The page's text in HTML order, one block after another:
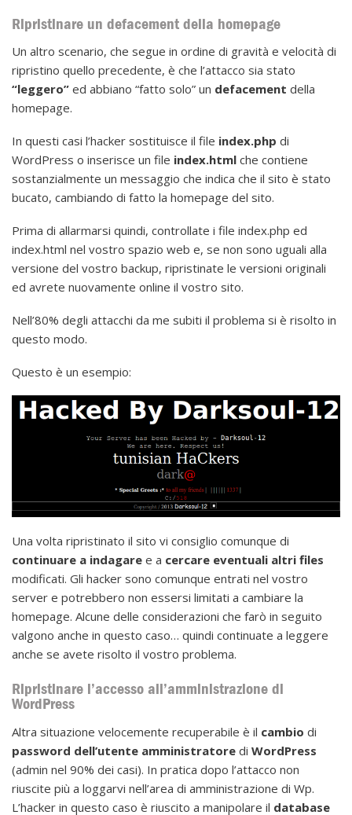
Ripristinare un defacement della homepage
Un altro scenario, che segue in ordine di gravità e velocità di
ripristino quello precedente, è che l’attacco sia stato
“leggero” ed abbiano “fatto solo” un defacement della
homepage.
In questi casi l’hacker sostituisce il file index.php di
WordPress o inserisce un file index.html che contiene
sostanzialmente un messaggio che indica che il sito è stato
bucato, cambiando di fatto la homepage del sito.
Prima di allarmarsi quindi, controllate i file index.php ed
index.html nel vostro spazio web e, se non sono uguali alla
versione del vostro backup, ripristinate le versioni originali
ed avrete nuovamente online il vostro sito.
Nell’80% degli attacchi da me subiti il problema si è risolto in
questo modo.
Questo è un esempio:
Una volta ripristinato il sito vi consiglio comunque di
continuare a indagare e a cercare eventuali altri files
modificati. Gli hacker sono comunque entrati nel vostro
server e potrebbero non essersi limitati a cambiare la
homepage. Alcune delle considerazioni che farò in seguito
valgono anche in questo caso… quindi continuate a leggere
anche se avete risolto il vostro problema.
Ripristinare l’accesso all’amministrazione di
WordPress
Altra situazione velocemente recuperabile è il cambio di
password dell’utente amministratore di WordPress
(admin nel 90% dei casi). In pratica dopo l’attacco non
riuscite più a loggarvi nell’area di amministrazione di Wp.
L’hacker in questo caso è riuscito a manipolare il database